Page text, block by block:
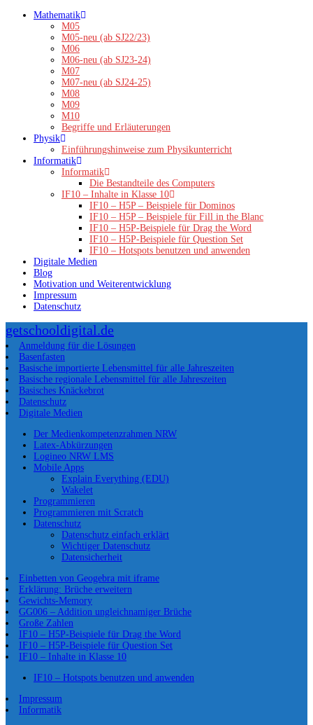
Zum
Mathematik
M05
M05-neu (ab SJ22/23)
M06
M06-neu (ab SJ23-24)
M07
M07-neu (ab SJ24-25)
M08
M09
M10
Begriffe und Erläuterungen
Physik
Einführungshinweise zum Physikunterricht
Informatik
Informatik
Die Bestandteile des Computers
IF10 – Inhalte in Klasse 10
IF10 – H5P – Beispiele für Dominos
IF10 – H5P – Beispiele für Fill in the Blanc
IF10 – H5P-Beispiele für Drag the Word
IF10 – H5P-Beispiele für Question Set
IF10 – Hotspots benutzen und anwenden
Digitale Medien
Blog
Motivation und Weiterentwicklung
Impressum
Datenschutz
getschooldigital.de
Anmeldung für die Lösungen
Basenfasten
Basische importierte Lebensmittel für alle Jahreszeiten
Basische regionale Lebensmittel für alle Jahreszeiten
Basisches Knäckebrot
Datenschutz
Digitale Medien
Der Medienkompetenzrahmen NRW
Latex-Abkürzungen
Logineo NRW LMS
Mobile Apps
Explain Everything (EDU)
Wakelet
Programmieren
Programmieren mit Scratch
Datenschutz
Datenschutz einfach erklärt
Wichtiger Datenschutz
Datensicherheit
Einbetten von Geogebra mit iframe
Erklärung: Brüche erweitern
Gewichts-Memory
GG006 – Addition ungleichnamiger Brüche
Große Zahlen
IF10 – H5P-Beispiele für Drag the Word
IF10 – H5P-Beispiele für Question Set
IF10 – Inhalte in Klasse 10
IF10 – Hotspots benutzen und anwenden
Impressum
Informatik